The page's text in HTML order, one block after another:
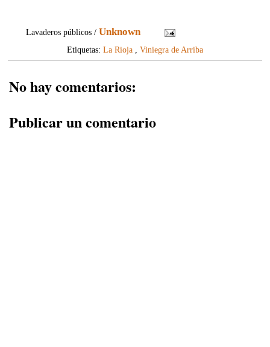
Lavaderos públicos /Unknown
Etiquetas: La Rioja , Viniegra de Arriba
No hay comentarios:
Publicar un comentario